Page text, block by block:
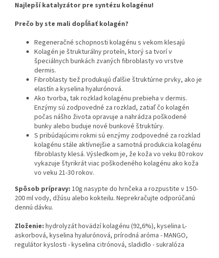
Najlepší katalyzátor pre syntézu kolagénu!
Prečo by ste mali dopĺňať kolagén?
Regeneračné schopnosti kolagénu s vekom klesajú
Kolagén je štrukturálny proteín, ktorý sa tvorí v
špeciálnych bunkách zvaných fibroblasty vo vrstve
dermis.
Fibroblasty tiež produkujú ďalšie štruktúrne prvky, ako je
elastín a kyselina hyalurónová.
Ako tvorba, tak rozklad kolagénu prebieha v dermis.
Enzýmy sú zodpovedné za rozklad, zatiaľ čo kolagén
počas nášho života opravuje a nahrádza poškodené
bunky alebo buduje nové bunkové štruktúry.
S pribúdajúcimi rokmi sú enzýmy zodpovedné za rozklad
kolagénu stále aktívnejšie a samotná produkcia kolagénu
fibroblasty klesá. Výsledkom je, že koža vo veku 80 rokov
vykazuje štyrikrát viac poškodeného kolagénu ako koža
vo veku 21-30 rokov.
Spôsob prípravy: 10g nasypte do hrnčeka a rozpustite v 150-
200 ml vody, džúsu alebo kokteilu. Neprekračujte odporúčanú
dennú dávku.
Zloženie: hydrolyzáthovädzíkolagénu (92,6%), kyselina L-
askorbová, kyselina hyalurónová, prírodná aróma - MANGO,
regulátor kyslosti - kyselina citrónová, sladidlo - sukralóza